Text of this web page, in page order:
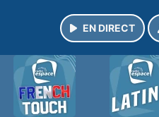
EN DIRECT